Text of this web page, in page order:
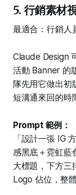
5. 行銷素材
最適合：行銷人
Claude Design
活動 Banner 的
隊先用它做出初
短溝通來回的時
Prompt 範例：
「設計一張 IG
感黑底＋霓虹藍
大標題，下方三
Logo 佔位，整